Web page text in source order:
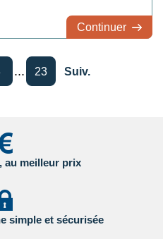
Continuer
... 23 Suiv.
au meilleur prix
simple et sécurisée